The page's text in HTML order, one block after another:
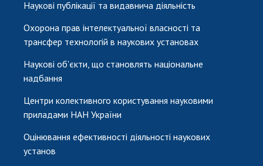
Наукові публікації та видавнича діяльність
Охорона прав інтелектуальної власності та
трансфер технологій в наукових установах
Наукові об'єкти, що становлять національне
надбання
Центри колективного користування науковими
приладами НАН України
Оцінювання ефективності діяльності наукових
установ